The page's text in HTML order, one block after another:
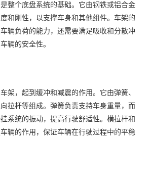
整个底盘系统的基础。它由钢铁或铝合金
和刚性，以支撑车身和其他组件。车架的
辆负荷的能力，还需要满足吸收和分散冲
辆的安全性。
架，起到缓冲和减震的作用。它由弹簧、
拉杆等组成。弹簧负责支持车身重量，而
系统的振动，提高行驶舒适性。横拉杆和
辆的作用，保证车辆在行驶过程中的平稳